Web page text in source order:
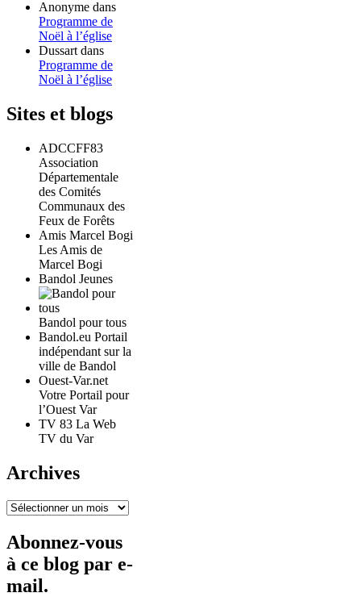
Anonyme dans
Programme de
Noël à l’église
Dussart dans
Programme de
Noël à l’église
Sites et blogs
ADCCFF83
Association
Départementale
des Comités
Communaux des
Feux de Forêts
Amis Marcel Bogi
Les Amis de
Marcel Bogi
Bandol Jeunes
Bandol pour tous
Bandol.eu Portail
indépendant sur la
ville de Bandol
Ouest-Var.net
Votre Portail pour
l’Ouest Var
TV 83 La Web
TV du Var
Archives
Archives
Abonnez-vous
à ce blog par e-
mail.